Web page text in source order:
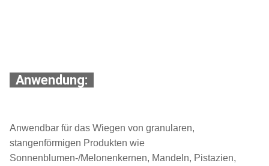
Anwendung:
Anwendbar für das Wiegen von granularen,
stangenförmigen Produkten wie
Sonnenblumen-/Melonenkernen, Mandeln, Pistazien,